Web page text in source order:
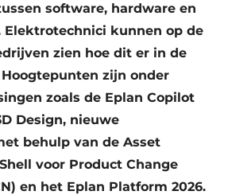
software, hardware en
kunnen op de
zien hoe dit er in de
zijn onder
zoals de Eplan Copilot
Design, nieuwe
behulp van de Asset
voor Product Change
en het Eplan Platform 2026.